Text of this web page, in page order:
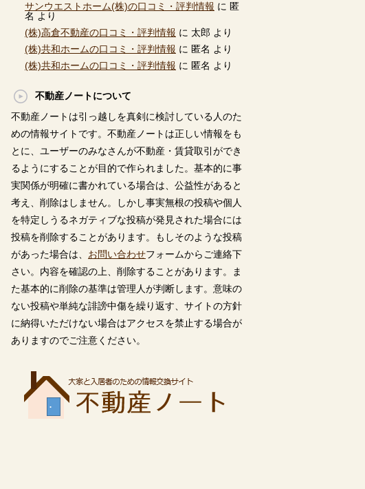
サンウエストホーム(株)の口コミ・評判情報 に 匿
名 より
(株)高倉不動産の口コミ・評判情報 に 太郎 より
(株)共和ホームの口コミ・評判情報 に 匿名 より
(株)共和ホームの口コミ・評判情報 に 匿名 より
不動産ノートについて
不動産ノートは引っ越しを真剣に検討している人のた
めの情報サイトです。不動産ノートは正しい情報をも
とに、ユーザーのみなさんが不動産・賃貸取引ができ
るようにすることが目的で作られました。基本的に事
実関係が明確に書かれている場合は、公益性があると
考え、削除はしません。しかし事実無根の投稿や個人
を特定しうるネガティブな投稿が発見された場合には
投稿を削除することがあります。もしそのような投稿
があった場合は、 お問い合わせフォームからご連絡下
さい。内容を確認の上、削除することがあります。ま
た基本的に削除の基準は管理人が判断します。意味の
ない投稿や単純な誹謗中傷を繰り返す、サイトの方針
に納得いただけない場合はアクセスを禁止する場合が
ありますのでご注意ください。